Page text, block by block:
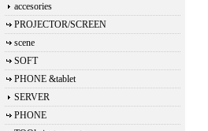
accesories
PROJECTOR/SCREEN
scene
SOFT
PHONE &tablet
SERVER
PHONE